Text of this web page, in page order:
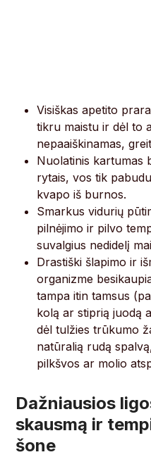
Visiškas apetito
tikru maistu ir dėl to
nepaaiškinamas,
Nuolatinis kartumas
rytais, vos tik
kvapo iš burnos.
Smarkus vidurių
pilnėjimo ir pilvo
suvalgius nedidelį
Drastiški šlapimo ir
organizme
tampa itin tamsus
kolą ar stiprią juodą
dėl tulžies trūkumo
natūralią rudą
pilkšvos ar molio
Dažniausios
skausmą ir
šone